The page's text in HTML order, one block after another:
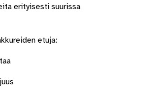
erityisesti suurissa
etuja: